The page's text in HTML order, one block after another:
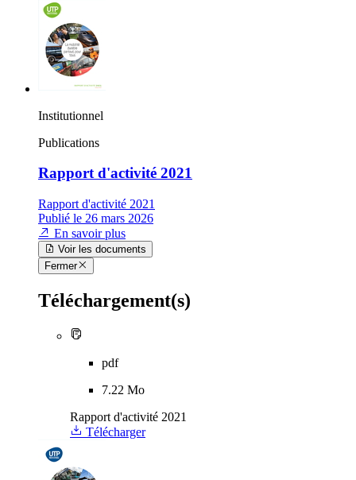
Institutionnel
Publications
Rapport d'activité 2021
Rapport d'activité 2021
Publié le 26 mars 2026
En savoir plus
Voir les documents
Fermer
Téléchargement(s)
pdf
7.22 Mo
Rapport d'activité 2021
Télécharger